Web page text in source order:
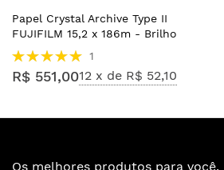
Papel Crystal Archive Type II
FUJIFILM 15,2 x 186m - Brilho
Avaliação:
100%
1
R$ 551,0012 x de R$ 52,10
Os melhores produtos para você.